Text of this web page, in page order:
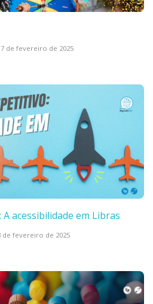
de fevereiro de 2025
acessibilidade em Libras
de fevereiro de 2025